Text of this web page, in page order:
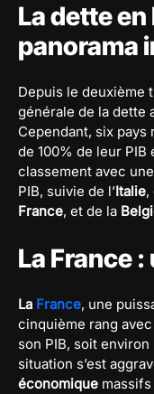
La dette en
panorama
Depuis le deuxième
générale de la dette
Cependant, six
de 100% de leur PIB
classement avec
PIB, suivie de l’Italie,
France, et de la
La France
La France, une
cinquième rang
son PIB, soit
situation s’est
économique